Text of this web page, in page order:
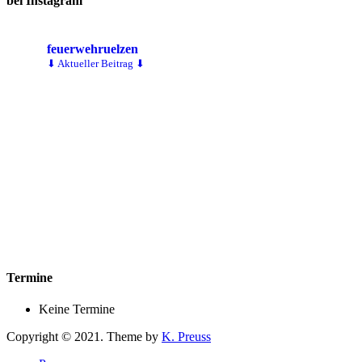
feuerwehruelzen
⬇ Aktueller Beitrag ⬇
Termine
Keine Termine
Copyright © 2021. Theme by K. Preuss